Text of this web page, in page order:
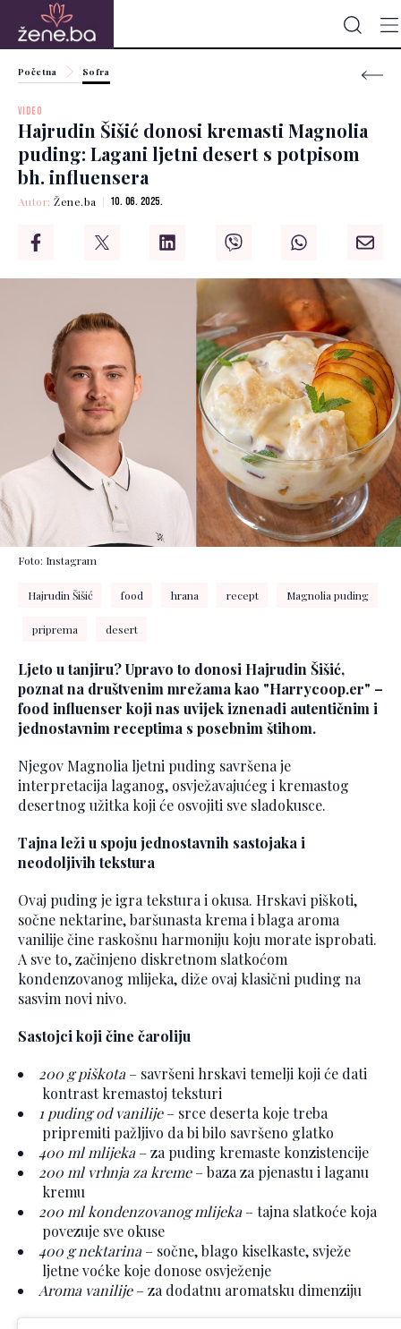
Početna Sofra
VIDEO
Hajrudin Šišić donosi kremasti Magnolia
puding: Lagani ljetni desert s potpisom
bh. influensera
Autor:Žene.ba 10. 06. 2025.
Foto: Instagram
Hajrudin Šišić food hrana recept Magnolia puding
priprema desert
Ljeto u tanjiru? Upravo to donosi Hajrudin Šišić,
poznat na društvenim mrežama kao "Harrycoop.er" –
food influenser koji nas uvijek iznenadi autentičnim i
jednostavnim receptima s posebnim štihom.
Njegov Magnolia ljetni puding savršena je
interpretacija laganog, osvježavajućeg i kremastog
desertnog užitka koji će osvojiti sve sladokusce.
Tajna leži u spoju jednostavnih sastojaka i
neodoljivih tekstura
Ovaj puding je igra tekstura i okusa. Hrskavi piškoti,
sočne nektarine, baršunasta krema i blaga aroma
vanilije čine raskošnu harmoniju koju morate isprobati.
A sve to, začinjeno diskretnom slatkoćom
kondenzovanog mlijeka, diže ovaj klasični puding na
sasvim novi nivo.
Sastojci koji čine čaroliju
200 g piškota – savršeni hrskavi temelji koji će dati
kontrast kremastoj teksturi
1 puding od vanilije– srce deserta koje treba
pripremiti pažljivo da bi bilo savršeno glatko
400 ml mlijeka – za puding kremaste konzistencije
200 ml vrhnja za kreme– baza za pjenastu i laganu
kremu
200 ml kondenzovanog mlijeka – tajna slatkoće koja
povezuje sve okuse
400 g nektarina – sočne, blago kiselkaste, svježe
ljetne voćke koje donose osvježenje
Aroma vanilije– za dodatnu aromatsku dimenziju